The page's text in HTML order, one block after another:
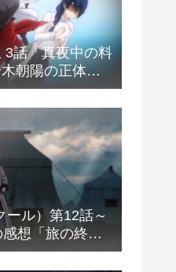
3話「真夜中の料
朝陽の正体
ール）第12話～
想「旅の終わ
れ」